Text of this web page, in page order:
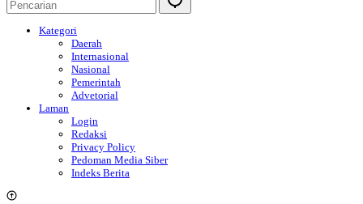
Kategori
Daerah
Internasional
Nasional
Pemerintah
Advetorial
Laman
Login
Redaksi
Privacy Policy
Pedoman Media Siber
Indeks Berita